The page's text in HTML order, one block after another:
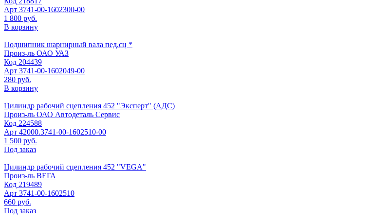
Арт 3741-00-1602300-00
1 800 руб.
В корзину
Подшипник шарнирный вала пед.сц *
Произ-ль ОАО УАЗ
Код 204439
Арт 3741-00-1602049-00
280 руб.
В корзину
Цилиндр рабочий сцепления 452 "Эксперт" (АДС)
Произ-ль ОАО Автодеталь Сервис
Код 224588
Арт 42000.3741-00-1602510-00
1 500 руб.
Под заказ
Цилиндр рабочий сцепления 452 "VEGA"
Произ-ль ВЕГА
Код 219489
Арт 3741-00-1602510
660 руб.
Под заказ